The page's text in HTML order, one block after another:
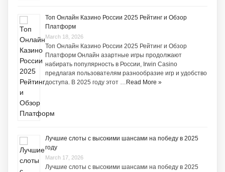
Топ Онлайн Казино России 2025 Рейтинг и Обзор
Платформ
March 18, 2026
Топ Онлайн Казино России 2025 Рейтинг и Обзор
Платформ Онлайн азартные игры продолжают
набирать популярность в России, Irwin Casino
предлагая пользователям разнообразие игр и удобство
доступа. В 2025 году этот … Read More »
Лучшие слоты с высокими шансами на победу в 2025
году
March 17, 2026
Лучшие слоты с высокими шансами на победу в 2025